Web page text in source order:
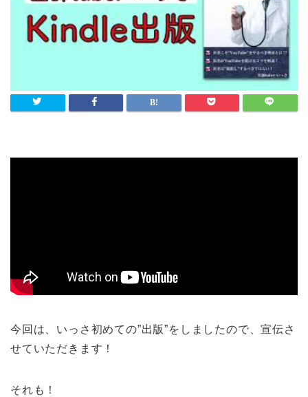
今回は、いっさ初めての”出版”をしましたので、宣伝さ
せていただきます！
それも！